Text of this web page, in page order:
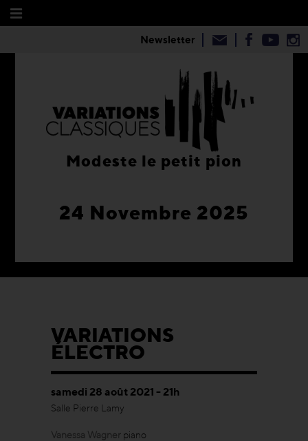
24 Novembre 2025
Modeste le petit pion
Newsletter
VARIATIONS
ÉLECTRO
samedi 28 août 2021 - 21h
Salle Pierre Lamy
Vanessa Wagner piano